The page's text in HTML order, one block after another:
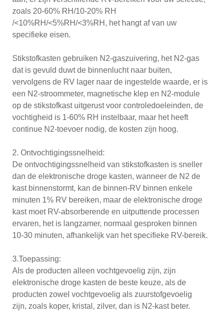
zoals 20-60% RH/10-20% RH
/<10%RH/<5%RH/<3%RH, het hangt af van uw
specifieke eisen.
Stikstofkasten gebruiken N2-gaszuivering, het N2-gas
dat is gevuld duwt de binnenlucht naar buiten,
vervolgens de RV lager naar de ingestelde waarde, er is
een N2-stroommeter, magnetische klep en N2-module
op de stikstofkast uitgerust voor controledoeleinden, de
vochtigheid is 1-60% RH instelbaar, maar het heeft
continue N2-toevoer nodig, de kosten zijn hoog.
2. Ontvochtigingssnelheid:
De ontvochtigingssnelheid van stikstofkasten is sneller
dan de elektronische droge kasten, wanneer de N2 de
kast binnenstormt, kan de binnen-RV binnen enkele
minuten 1% RV bereiken, maar de elektronische droge
kast moet RV-absorberende en uitputtende processen
ervaren, het is langzamer, normaal gesproken binnen
10-30 minuten, afhankelijk van het specifieke RV-bereik.
3.Toepassing:
Als de producten alleen vochtgevoelig zijn, zijn
elektronische droge kasten de beste keuze, als de
producten zowel vochtgevoelig als zuurstofgevoelig
zijn, zoals koper, kristal, zilver, dan is N2-kast beter.